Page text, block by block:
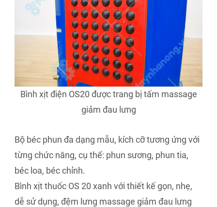
Bình xịt điện OS20 được trang bị tấm massage
giảm đau lưng
Bộ béc phun đa dạng mẫu, kích cỡ tương ứng với
từng chức năng, cụ thể: phun sương, phun tia,
béc loa, béc chỉnh.
Bình xịt thuốc OS 20 xanh với thiết kế gọn, nhẹ,
dễ sử dụng, đệm lưng massage giảm đau lưng